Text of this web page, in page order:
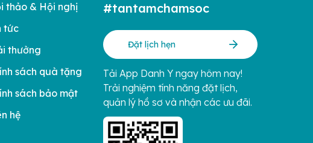
thảo & Hội nghị
tức
thưởng
sách quà tặng
sách bảo mật
hệ
#tantamchamsoc
Đặt lịch hẹn
Tải App Danh Y ngay hôm nay!
Trải nghiệm tính năng đặt lịch,
quản lý hồ sơ và nhận các ưu đãi.